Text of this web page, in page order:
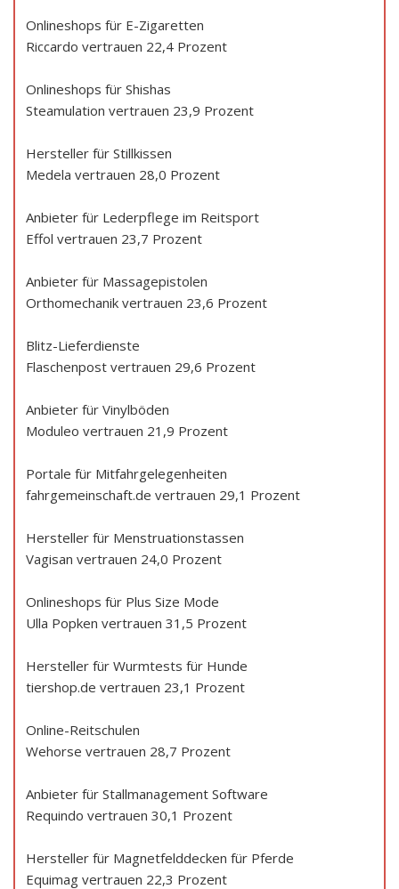
Onlineshops für E-Zigaretten
Riccardo vertrauen 22,4 Prozent
Onlineshops für Shishas
Steamulation vertrauen 23,9 Prozent
Hersteller für Stillkissen
Medela vertrauen 28,0 Prozent
Anbieter für Lederpflege im Reitsport
Effol vertrauen 23,7 Prozent
Anbieter für Massagepistolen
Orthomechanik vertrauen 23,6 Prozent
Blitz-Lieferdienste
Flaschenpost vertrauen 29,6 Prozent
Anbieter für Vinylböden
Moduleo vertrauen 21,9 Prozent
Portale für Mitfahrgelegenheiten
fahrgemeinschaft.de vertrauen 29,1 Prozent
Hersteller für Menstruationstassen
Vagisan vertrauen 24,0 Prozent
Onlineshops für Plus Size Mode
Ulla Popken vertrauen 31,5 Prozent
Hersteller für Wurmtests für Hunde
tiershop.de vertrauen 23,1 Prozent
Online-Reitschulen
Wehorse vertrauen 28,7 Prozent
Anbieter für Stallmanagement Software
Requindo vertrauen 30,1 Prozent
Hersteller für Magnetfelddecken für Pferde
Equimag vertrauen 22,3 Prozent